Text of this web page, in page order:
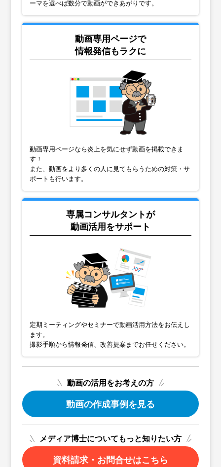
ーマを選べば数分で動画ができあがりです。
動画専用ページで
情報発信もラクに
動画専用ページなら炎上を気にせず動画を掲載できま
す！
また、動画をより多くの人に見てもらうための対策・サ
ポートも行います。
専属コンサルタントが
動画活用をサポート
定期ミーティングやセミナーで動画活用方法をお伝えし
ます。
撮影手順から情報発信、改善提案までお任せください。
動画の活用をお考えの方
動画の作成事例を見る
メディア博士についてもっと知りたい方
資料請求・お問合せはこちら